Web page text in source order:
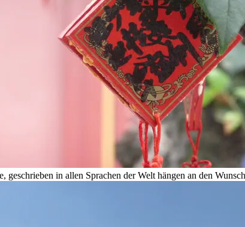
geschrieben in allen Sprachen der Welt hängen an den